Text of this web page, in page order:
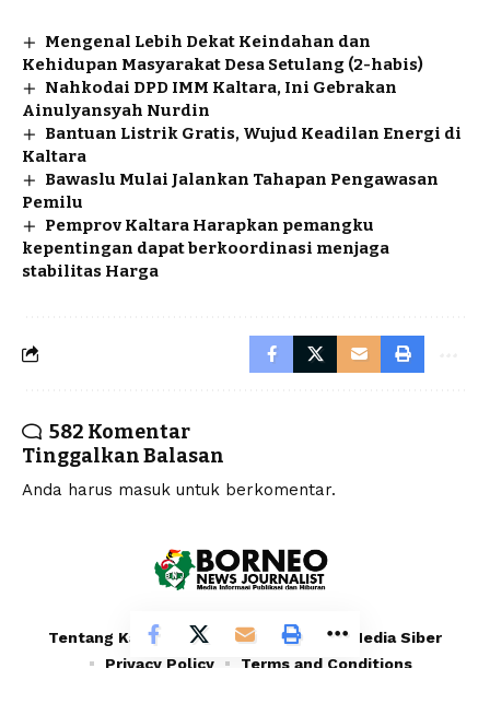
Mengenal Lebih Dekat Keindahan dan
Kehidupan Masyarakat Desa Setulang (2-habis)
Nahkodai DPD IMM Kaltara, Ini Gebrakan
Ainulyansyah Nurdin
Bantuan Listrik Gratis, Wujud Keadilan Energi di
Kaltara
Bawaslu Mulai Jalankan Tahapan Pengawasan
Pemilu
Pemprov Kaltara Harapkan pemangku
kepentingan dapat berkoordinasi menjaga
stabilitas Harga
582 Komentar
Tinggalkan Balasan
Anda harus masuk untuk berkomentar.
Tentang Kami Redaksi
Pedoman Media Siber
Privacy Policy
Terms and Conditions